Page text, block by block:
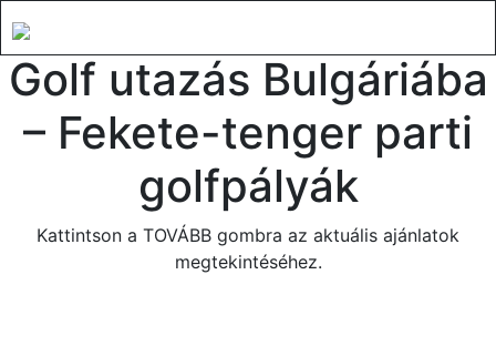
Golf utazás Bulgáriába
– Fekete-tenger parti
golfpályák
Kattintson a TOVÁBB gombra az aktuális ajánlatok
megtekintéséhez.